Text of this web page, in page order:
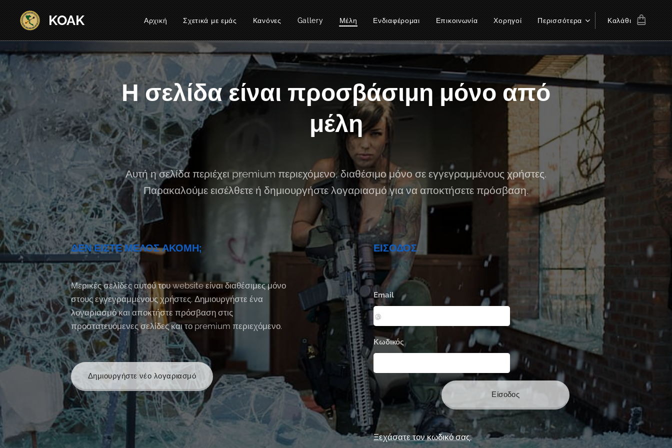
KOAK Αρχική Σχετικά με εμάς Κανόνες Gallery Μέλη Ενδιαφέρομαι Επικοινωνία Χορηγοί Περισσότερα Καλάθι
Η σελίδα είναι προσβάσιμη μόνο από
μέλη
Αυτή η σελίδα περιέχει premium περιεχόμενο, διαθέσιμο μόνο σε εγγεγραμμένους χρήστες.
Παρακαλούμε εισέλθετε ή δημιουργήστε λογαριασμό για να αποκτήσετε πρόσβαση.
ΔΕΝ ΕΙΣΤΕ ΜΕΛΟΣ ΑΚΟΜΗ;
Μερικές σελίδες αυτού του website είναι διαθέσιμες μόνο
στους εγγεγραμμένους χρήστες. Δημιουργήστε ένα
λογαριασμό και αποκτήστε πρόσβαση στις
προστατευόμενες σελίδες και το premium περιεχόμενο.
Δημιουργήστε νέο λογαριασμό
ΕΙΣΟΔΟΣ
Email
Κωδικός
Είσοδος
Ξεχάσατε τον κωδικό σας;